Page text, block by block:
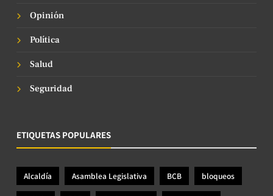
Opinión
Política
Salud
Seguridad
ETIQUETAS POPULARES
Alcaldía Asamblea Legislativa BCB bloqueos